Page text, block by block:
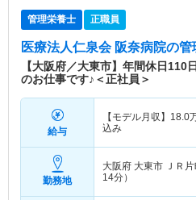
管理栄養士 正職員
医療法人仁泉会 阪奈病院の管
【大阪府／大東市】年間休日
のお仕事です♪＜正社員＞
給与
【モデル月収】 18.0
込み
勤務地
大阪府 大東市 ＪＲ
14分）